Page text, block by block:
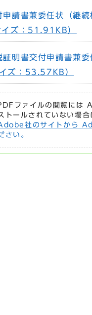
請書兼委任状（継続
ズ：51.91KB）
証明書交付申請書兼
ズ：53.57KB）
ファイルの閲覧には
トールされていない場合
社のサイトから
さい。